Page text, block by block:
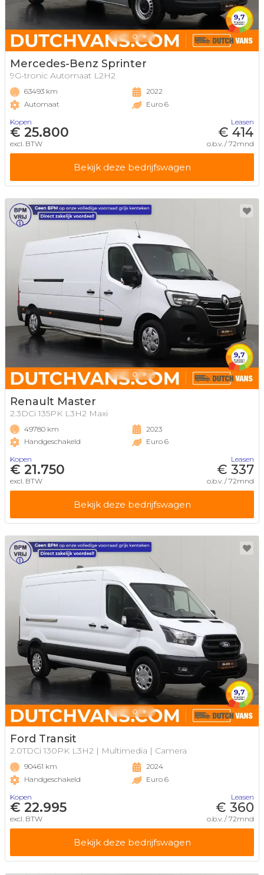
Mercedes-Benz Sprinter
9G-tronic Automaat L2H2
63493 km
Automaat
2022
Euro 6
Kopen
€ 25.800
excl. BTW
Leasen
€ 414
o.b.v. / 72mnd
Bekijk deze bedrijfswagen
Renault Master
2.3DCi 135PK L3H2 Maxi
49780 km
Handgeschakeld
2023
Euro 6
Kopen
€ 21.750
excl. BTW
Leasen
€ 337
o.b.v. / 72mnd
Bekijk deze bedrijfswagen
Ford Transit
2.0TDCi 130PK L3H2 | Multimedia | Camera
90461 km
Handgeschakeld
2024
Euro 6
Kopen
€ 22.995
excl. BTW
Leasen
€ 360
o.b.v. / 72mnd
Bekijk deze bedrijfswagen